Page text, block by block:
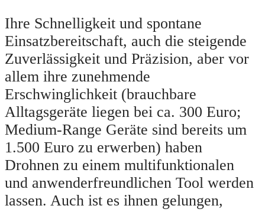
Ihre Schnelligkeit und spontane
Einsatzbereitschaft, auch die steigende
Zuverlässigkeit und Präzision, aber vor
allem ihre zunehmende
Erschwinglichkeit (brauchbare
Alltagsgeräte liegen bei ca. 300 Euro;
Medium-Range Geräte sind bereits um
1.500 Euro zu erwerben) haben
Drohnen zu einem multifunktionalen
und anwenderfreundlichen Tool werden
lassen. Auch ist es ihnen gelungen,